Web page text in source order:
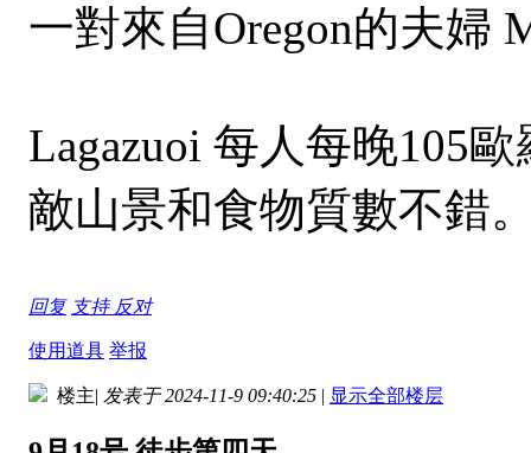
一對來自Oregon的夫婦
Lagazuoi 每人每晚105
敵山景和食物質數不錯
回复 支持 反对
使用道具 举报
楼主| 发表于 2024-11-9 09:40:25 | 显示全部楼层